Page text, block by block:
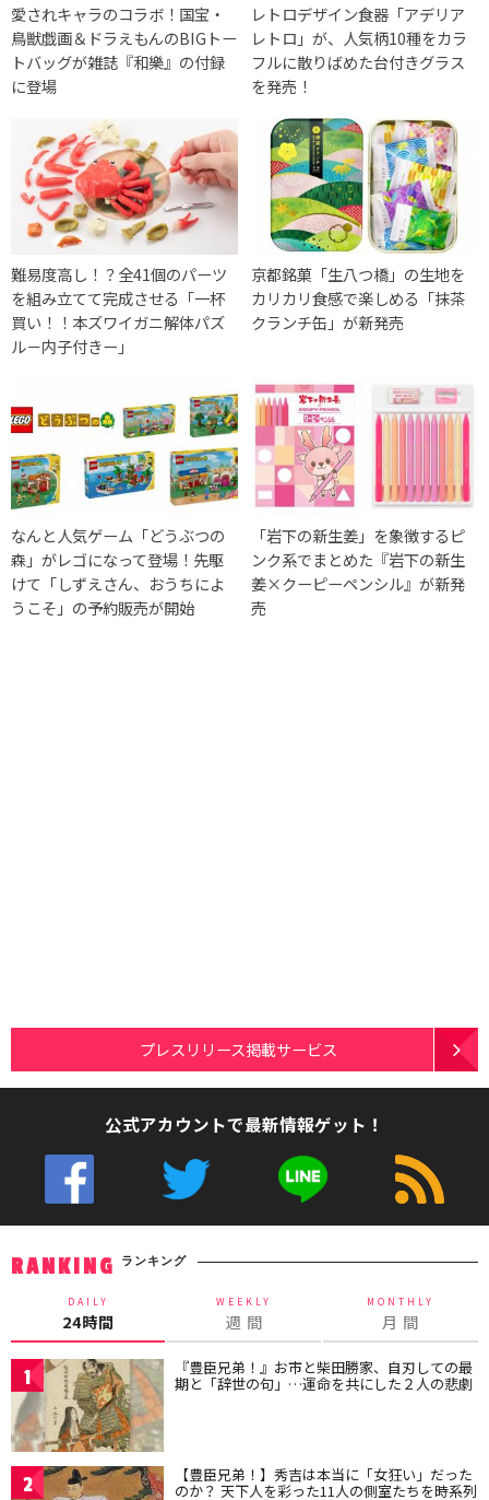
愛されキャラのコラボ！国宝・
鳥獣戯画＆ドラえもんのBIGトー
トバッグが雑誌『和樂』の付録
に登場
レトロデザイン食器「アデリア
レトロ」が、人気柄10種をカラ
フルに散りばめた台付きグラス
を発売！
難易度高し！？全41個のパーツ
を組み立てて完成させる「一杯
買い！！本ズワイガニ解体パズ
ル－内子付きー」
京都銘菓「生八つ橋」の生地を
カリカリ食感で楽しめる「抹茶
クランチ缶」が新発売
なんと人気ゲーム「どうぶつの
森」がレゴになって登場！先駆
けて「しずえさん、おうちによ
うこそ」の予約販売が開始
「岩下の新生姜」を象徴するピ
ンク系でまとめた『岩下の新生
姜×クーピーペンシル』が新発
売
プレスリリース掲載サービス
公式アカウントで最新情報ゲット！
RANKING ランキング
DAILY
24時間
WEEKLY
週 間
MONTHLY
月 間
1 『豊臣兄弟！』お市と柴田勝家、自刃しての最
期と「辞世の句」…運命を共にした２人の悲劇
2 【豊臣兄弟！】秀吉は本当に「女狂い」だった
のか？ 天下人を彩った11人の側室たちを時系列